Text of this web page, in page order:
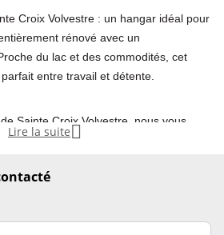
Croix Volvestre : un hangar idéal pour
rénové avec un
du lac et des commodités, cet
entre travail et détente.
Sainte Croix Volvestre, nous vous
pour un usage professionnel, proche du
ou un local professionnel dans
2024.
Lire la suite 